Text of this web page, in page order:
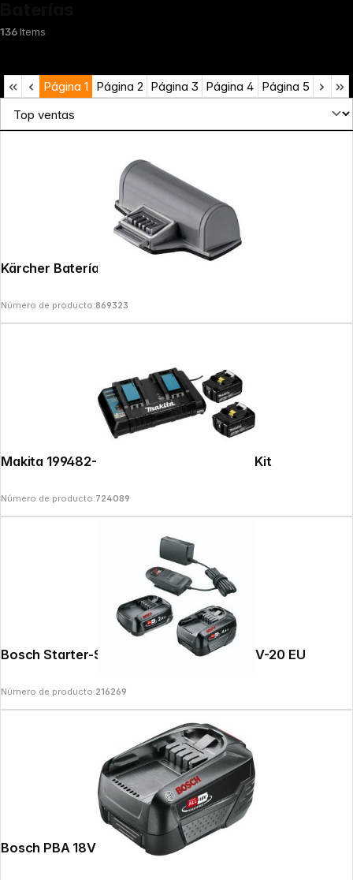
136Items
Página 1 Página 2 Página 3 Página 4 Página 5
Número de producto:869323
Makita 199482-2 18V 5Ah Power Source Kit
Número de producto:724089
Bosch Starter-Set 18 V 2Ah + 4Ah + AL18V-20 EU
Número de producto:216269
Bosch PBA 18V 4,0Ah W-C Battery Pack
Follow us on